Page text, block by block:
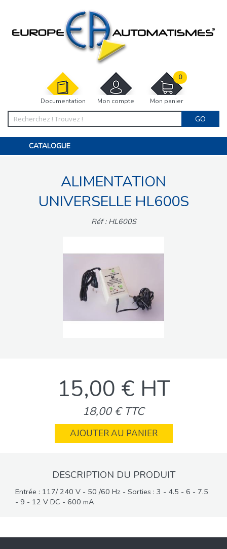
Documentation Mon compte Mon panier
0
GO
CATALOGUE
MOTORISATIONS
ACCESSOIRES ET ELECTRONIQUES
INTERPHONES VISIOPHONES
ALIMENTATION
UNIVERSELLE HL600S
Réf : HL600S
15,00 € HT
18,00 € TTC
AJOUTER AU PANIER
DESCRIPTION DU PRODUIT
Entrée : 117/ 240 V - 50 /60 Hz - Sorties : 3 - 4.5 - 6 - 7.5
- 9 - 12 V DC - 600 mA